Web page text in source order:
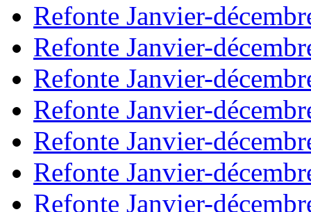
Refonte Janvier-
Refonte Janvier-
Refonte Janvier-
Refonte Janvier-
Refonte Janvier-
Refonte Janvier-
Refonte Janvier-